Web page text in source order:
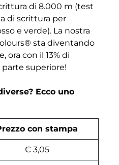
di 8.000 m (test
di scrittura per
e verde). La nostra
sta diventando
ora con il 13% di
superiore!
Ecco uno
con stampa
€ 3,05